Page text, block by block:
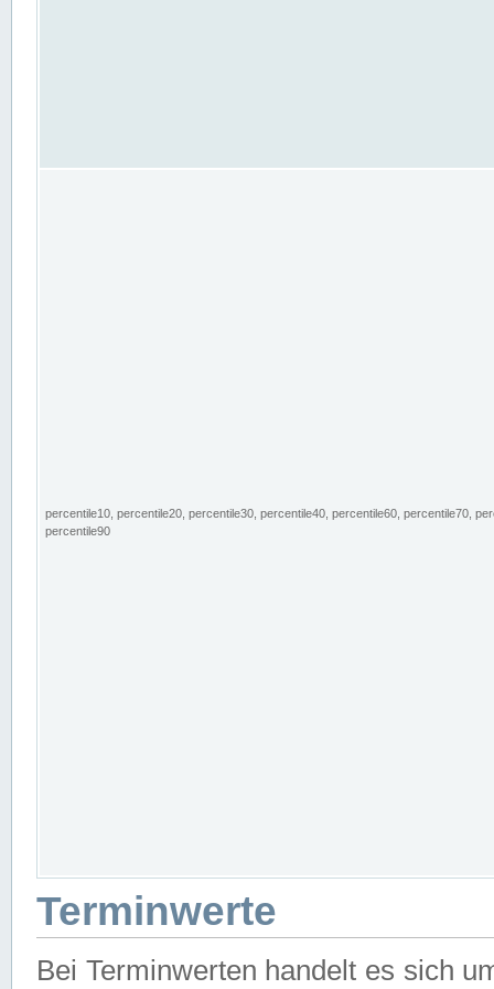
percentile10, percentile20, percentile30, percentile40, percentile60, percentile70,
percentile90
Terminwerte
Bei Terminwerten handelt es sich